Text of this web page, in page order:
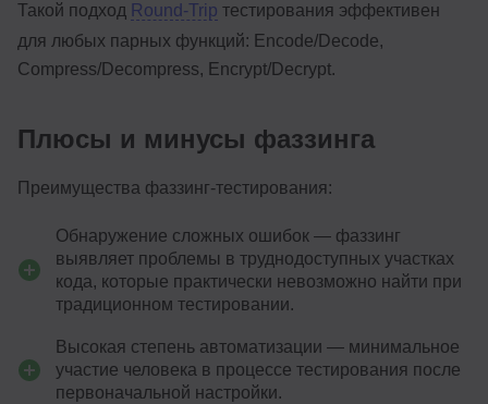
Такой подход Round-Trip тестирования эффективен
для любых парных функций: Encode/Decode,
Compress/Decompress, Encrypt/Decrypt.
Плюсы и минусы фаззинга
Преимущества фаззинг-тестирования:
Обнаружение сложных ошибок — фаззинг
выявляет проблемы в труднодоступных участках
кода, которые практически невозможно найти при
традиционном тестировании.
Высокая степень автоматизации — минимальное
участие человека в процессе тестирования после
первоначальной настройки.